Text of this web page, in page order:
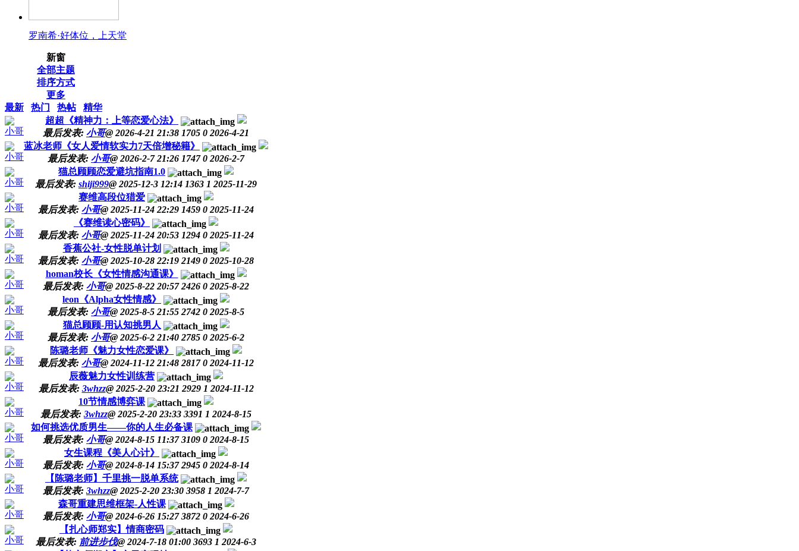
罗南希·好体位，上天堂
新窗
全部主题
排序方式
更多
最新
热门 热帖 精华
小哥
超超《精神力：上等恋爱心法》
最后发表: 小哥@2026-4-21 21:38 1705 0 2026-4-21
小哥
蓝冰老师《女人爱情软实力7天倍增秘籍》
最后发表: 小哥@2026-2-7 21:26 1747 0 2026-2-7
小哥
猫总顾顾恋爱避坑指南1.0
最后发表: shiji999@2025-12-3 12:14 1363 1 2025-11-29
小哥
赛维高段位猎爱
最后发表: 小哥@2025-11-24 22:29 1459 0 2025-11-24
小哥
《赛维读心密码》
最后发表: 小哥@2025-11-24 20:53 1294 0 2025-11-24
小哥
香蕉公社-女性脱单计划
最后发表: 小哥@2025-10-28 22:19 2149 0 2025-10-28
小哥
homan校长《女性情感沟通课》
最后发表: 小哥@2025-8-22 20:57 2426 0 2025-8-22
小哥
leon《Alpha女性情感》
最后发表: 小哥@2025-8-5 21:55 2742 0 2025-8-5
小哥
猫总顾顾-用认知挑男人
最后发表: 小哥@2025-6-2 21:40 2785 0 2025-6-2
小哥
陈璐老师《魅力女性恋爱课》
最后发表: 小哥@2024-11-12 21:48 2817 0 2024-11-12
小哥
辰薇魅力女性训练营
最后发表: 3whzz@2025-2-20 23:21 2929 1 2024-11-12
小哥
10节情感博弈课
最后发表: 3whzz@2025-2-20 23:33 3391 1 2024-8-15
小哥
如何挑选优质男生——你的人生必备课
最后发表: 小哥@2024-8-15 11:37 3109 0 2024-8-15
小哥
女生课程《美人心计》
最后发表: 小哥@2024-8-14 15:37 2945 0 2024-8-14
小哥
【陈璐老师】千里挑一脱单系统
最后发表: 3whzz@2025-2-20 23:30 3958 1 2024-7-7
小哥
森哥重建思维框架-人性课
最后发表: 小哥@2024-6-26 15:27 3872 0 2024-6-26
小哥
【扎心师郑实】情商密码
最后发表: 前进步伐@2024-7-18 01:00 3693 1 2024-6-3